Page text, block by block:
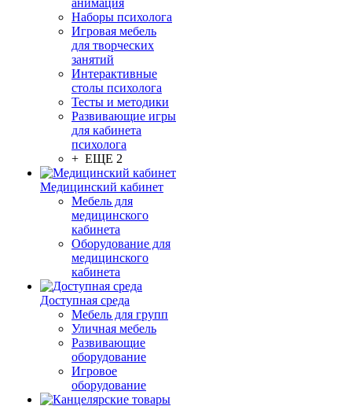
анимация
Наборы психолога
Игровая мебель
для творческих
занятий
Интерактивные
столы психолога
Тесты и методики
Развивающие игры
для кабинета
психолога
+ ЕЩЕ 2
Медицинский кабинет
Мебель для
медицинского
кабинета
Оборудование для
медицинского
кабинета
Доступная среда
Мебель для групп
Уличная мебель
Развивающие
оборудование
Игровое
оборудование